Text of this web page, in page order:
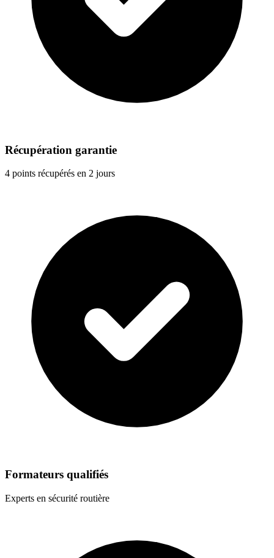
Récupération garantie
4 points récupérés en 2 jours
Formateurs qualifiés
Experts en sécurité routière